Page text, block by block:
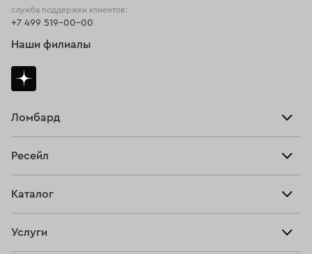
Ломбард
Тарифы
Ресейл
Купить
Каталог
Услуги
служба поддержки клиентов:
+7 499 519-00-00
Наши филиалы